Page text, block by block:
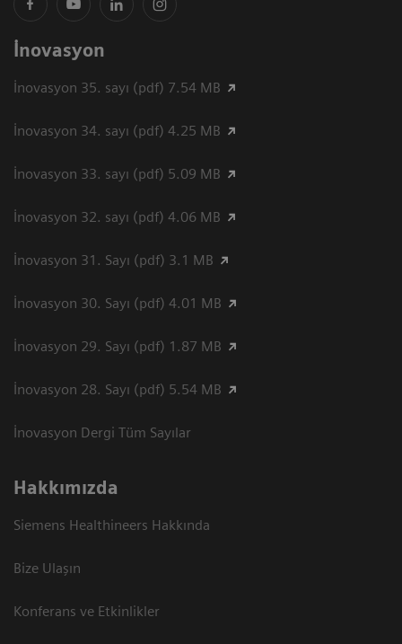
İnovasyon
İnovasyon 35. sayı (pdf) 7.54 MB
İnovasyon 34. sayı (pdf) 4.25 MB
İnovasyon 33. sayı (pdf) 5.09 MB
İnovasyon 32. sayı (pdf) 4.06 MB
İnovasyon 31. Sayı (pdf) 3.1 MB
İnovasyon 30. Sayı (pdf) 4.01 MB
İnovasyon 29. Sayı (pdf) 1.87 MB
İnovasyon 28. Sayı (pdf) 5.54 MB
İnovasyon Dergi Tüm Sayılar
Hakkımızda
Siemens Healthineers Hakkında
Bize Ulaşın
Konferans ve Etkinlikler